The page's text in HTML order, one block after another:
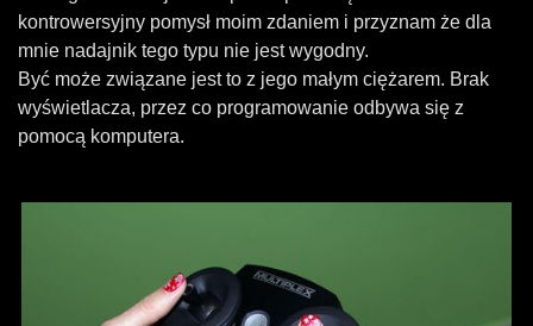
kontrowersyjny pomysł moim zdaniem i przyznam że dla
mnie nadajnik tego typu nie jest wygodny.
Być może związane jest to z jego małym ciężarem. Brak
wyświetlacza, przez co programowanie odbywa się z
pomocą komputera.